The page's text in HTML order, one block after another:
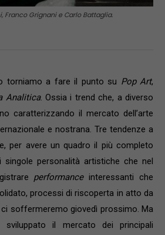
Franco Grignani e Carlo Battaglia.
torniamo a fare il punto su Pop Art,
Analitica. Ossia i trend che, a diverso
caratterizzando il mercato dell’arte
e nostrana. Tre tendenze a
per avere un quadro il più completo
singole personalità artistiche che nel
performanceinteressanti che
processi di riscoperta in atto da
soffermeremo giovedì prossimo. Ma
il mercato dei principali